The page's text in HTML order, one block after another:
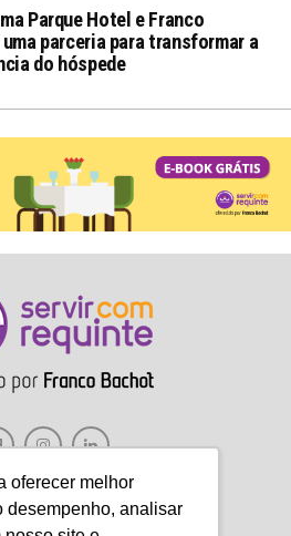
oferecer melhor
desempenho, analisar
Parque Hotel e Franco
parceria para transformar a
do hóspede